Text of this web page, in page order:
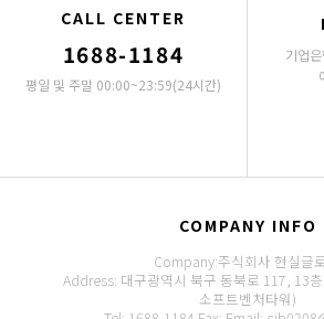
CALL CENTER
1688-1184
평일 및 주말 00:00~23:59(24시간)
기업
COMPANY INFO
Company:주식회사 현실글
Address: 대구광역시 북구 동북로 117, 13
소프트벤처타워)